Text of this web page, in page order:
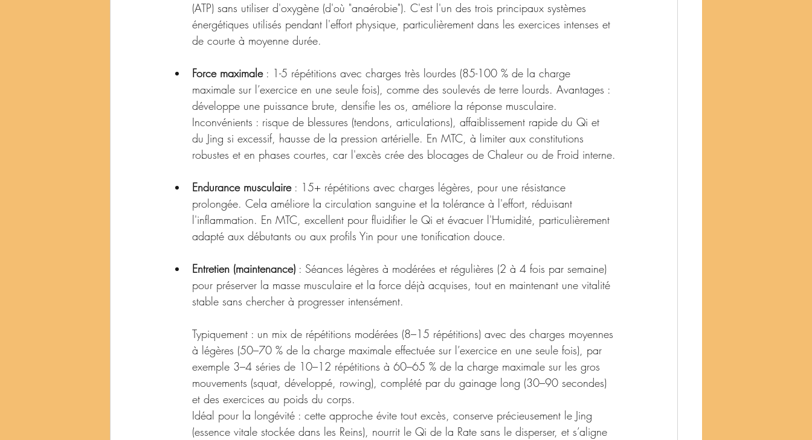
(ATP) sans utiliser d'oxygène (d'où "anaérobie"). C'est l'un des trois principaux systèmes
énergétiques utilisés pendant l'effort physique, particulièrement dans les exercices intenses et
de courte à moyenne durée.
Force maximale : 1-5 répétitions avec charges très lourdes (85-100 % de la charge
maximale sur l’exercice en une seule fois), comme des soulevés de terre lourds. Avantages :
développe une puissance brute, densifie les os, améliore la réponse musculaire.
Inconvénients : risque de blessures (tendons, articulations), affaiblissement rapide du Qi et
du Jing si excessif, hausse de la pression artérielle. En MTC, à limiter aux constitutions
robustes et en phases courtes, car l'excès crée des blocages de Chaleur ou de Froid interne.
Endurance musculaire : 15+ répétitions avec charges légères, pour une résistance
prolongée. Cela améliore la circulation sanguine et la tolérance à l'effort, réduisant
l'inflammation. En MTC, excellent pour fluidifier le Qi et évacuer l'Humidité, particulièrement
adapté aux débutants ou aux profils Yin pour une tonification douce.
Entretien (maintenance) : Séances légères à modérées et régulières (2 à 4 fois par semaine)
pour préserver la masse musculaire et la force déjà acquises, tout en maintenant une vitalité
stable sans chercher à progresser intensément.
Typiquement : un mix de répétitions modérées (8–15 répétitions) avec des charges moyennes
à légères (50–70 % de la charge maximale effectuée sur l’exercice en une seule fois), par
exemple 3–4 séries de 10–12 répétitions à 60–65 % de la charge maximale sur les gros
mouvements (squat, développé, rowing), complété par du gainage long (30–90 secondes)
et des exercices au poids du corps.
Idéal pour la longévité : cette approche évite tout excès, conserve précieusement le Jing
(essence vitale stockée dans les Reins), nourrit le Qi de la Rate sans le disperser, et s’aligne